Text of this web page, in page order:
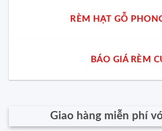
RÈM HẠT GỖ
BÁO GIÁ RÈM
Giao hàng miễn phí